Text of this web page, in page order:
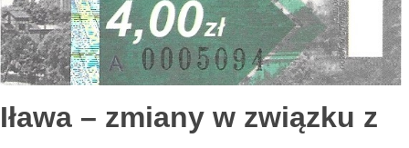
Iława – zmiany w związku z